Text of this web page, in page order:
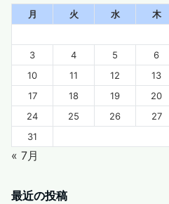
月 火 水 木
3
4 5 6
10
11 12 13
17
18 19 20
24
25 26 27
31
« 7月
最近の投稿